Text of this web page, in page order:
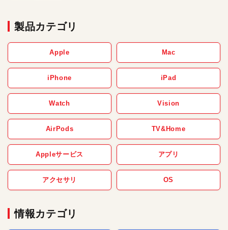
製品カテゴリ
Apple Mac
iPhone iPad
Watch Vision
AirPods TV&Home
Appleサービス アプリ
アクセサリ OS
情報カテゴリ